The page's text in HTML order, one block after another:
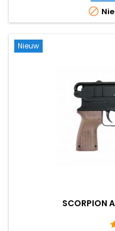

Nieuw
SCORPION